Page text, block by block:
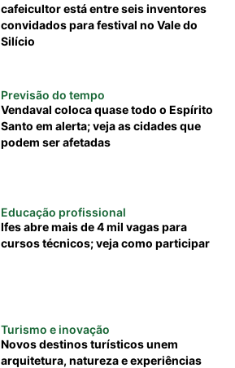
cafeicultor está entre seis inventores
convidados para festival no Vale do
Silício
Previsão do tempo
Vendaval coloca quase todo o Espírito
Santo em alerta; veja as cidades que
podem ser afetadas
Educação profissional
Ifes abre mais de 4 mil vagas para
cursos técnicos; veja como participar
Turismo e inovação
Novos destinos turísticos unem
arquitetura, natureza e experiências